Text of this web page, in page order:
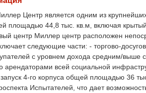
Центр является одним из
площадью 44,8 тыс. кв.м, включая
центр Миллер центр расположен
следующие части: - торгово-
с уровнем дохода средним/выше
арендаторами всей социальной
4-го корпуса общей площадью 36
Испытателей, что дает